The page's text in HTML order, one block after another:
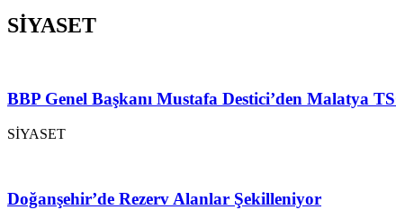
SİYASET
BBP Genel Başkanı Mustafa Destici’den Malatya
SİYASET
Doğanşehir’de Rezerv Alanlar Şekilleniyor